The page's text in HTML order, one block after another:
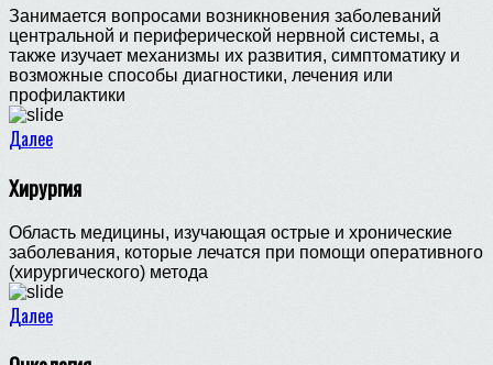
Занимается вопросами возникновения заболеваний
центральной и периферической нервной системы, а
также изучает механизмы их развития, симптоматику и
возможные способы диагностики, лечения или
профилактики
Далее
Хирургия
Область медицины, изучающая острые и хронические
заболевания, которые лечатся при помощи оперативного
(хирургического) метода
Далее